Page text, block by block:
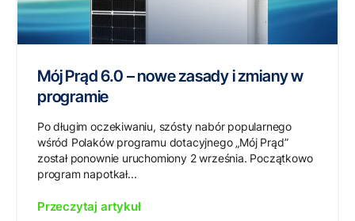
Mój Prąd 6.0 – nowe zasady i zmiany w
programie
Po długim oczekiwaniu, szósty nabór popularnego
wśród Polaków programu dotacyjnego „Mój Prąd”
został ponownie uruchomiony 2 września. Początkowo
program napotkał...
Przeczytaj artykuł